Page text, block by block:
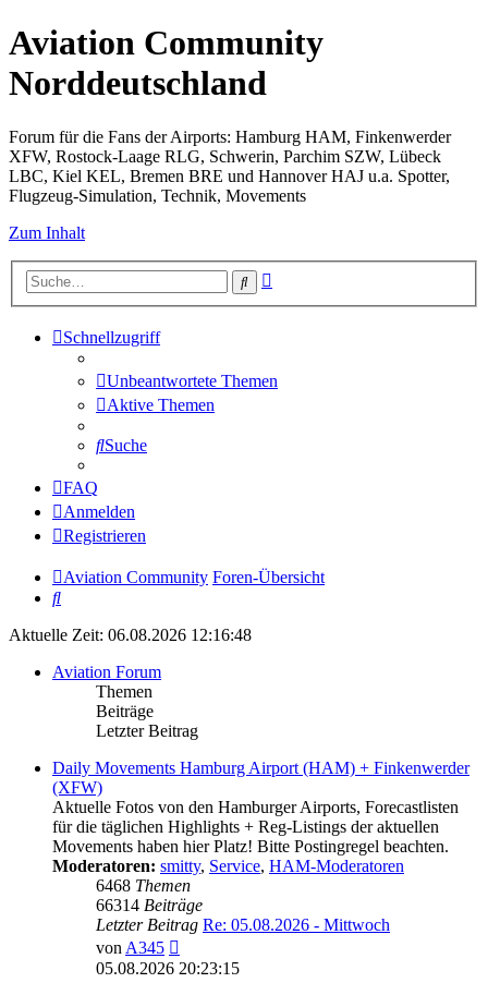
Aviation Community
Norddeutschland
Forum für die Fans der Airports: Hamburg HAM, Finkenwerder
XFW, Rostock-Laage RLG, Schwerin, Parchim SZW, Lübeck
LBC, Kiel KEL, Bremen BRE und Hannover HAJ u.a. Spotter,
Flugzeug-Simulation, Technik, Movements
Zum Inhalt
Suche
Schnellzugriff
Unbeantwortete Themen
Aktive Themen
Suche
FAQ
Anmelden
Registrieren
Aviation Community Foren-Übersicht
Suche
Aktuelle Zeit: 06.08.2026 12:16:48
Aviation Forum
Themen
Beiträge
Letzter Beitrag
Daily Movements Hamburg Airport (HAM) + Finkenwerder
(XFW)
Aktuelle Fotos von den Hamburger Airports, Forecastlisten
für die täglichen Highlights + Reg-Listings der aktuellen
Movements haben hier Platz! Bitte Postingregel beachten.
Moderatoren: smitty, Service, HAM-Moderatoren
6468 Themen
66314 Beiträge
Letzter Beitrag Re: 05.08.2026 - Mittwoch
vonA345
Beitrag
05.08.2026 20:23:15